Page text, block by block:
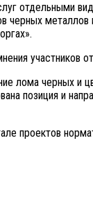
отдельными
металлов
участников
лома черных и
позиция и
проектов